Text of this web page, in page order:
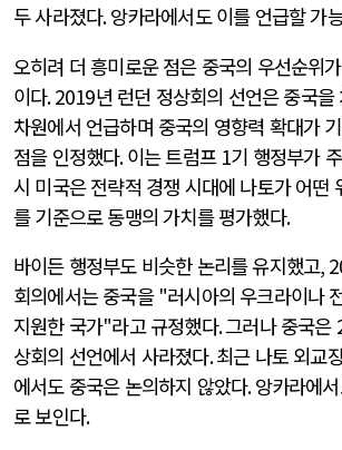
두 사라졌다.앙카라에서도 이를 언급할 가
오히려 더 흥미로운 점은 중국의 우선순위
이다. 2019년 런던 정상회의 선언은 중국
차원에서 언급하며 중국의 영향력 확대가
점을 인정했다.이는 트럼프 1기 행정부가
시 미국은 전략적 경쟁 시대에 나토가 어떤
를 기준으로 동맹의 가치를 평가했다.
바이든 행정부도 비슷한 논리를 유지했고,
회의에서는 중국을 "러시아의 우크라이나
지원한 국가"라고 규정했다.그러나 중국은
상회의 선언에서 사라졌다.최근 나토 외교
에서도 중국은 논의하지 않았다.앙카라에
로 보인다.